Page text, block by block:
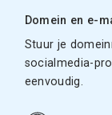
Domein en e-
Stuur je
socialmedia-
eenvoudig.